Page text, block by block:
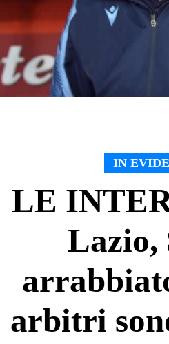
IN
LE
Lazio,
arbitri